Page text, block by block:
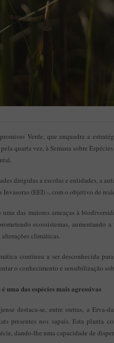
Verde, que enquadra a
quarta vez, à Semana sobre
dirigidas a escolas e entidades, a
Invasoras (EEI) -, com o objetivo de
uma das maiores ameaças à
ecossistemas, aumentando
climáticas.
continua a ser desconhecida
o conhecimento e sensibilização
uma das espécies mais agressivas
destaca-se, entre outras, a Erva-
presentes nos sapais. Esta planta
dando-lhe uma capacidade de